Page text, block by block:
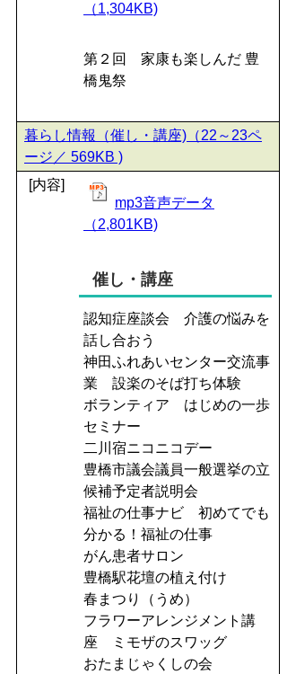
（1,304KB)
第２回 家康も楽しんだ 豊
橋鬼祭
暮らし情報（催し・講座)（22～23ペ
ージ／ 569KB )
[内容]
mp3音声データ
（2,801KB)
催し・講座
認知症座談会 介護の悩みを
話し合おう
神田ふれあいセンター交流事
業 設楽のそば打ち体験
ボランティア はじめの一歩
セミナー
二川宿ニコニコデー
豊橋市議会議員一般選挙の立
候補予定者説明会
福祉の仕事ナビ 初めてでも
分かる！福祉の仕事
がん患者サロン
豊橋駅花壇の植え付け
春まつり（うめ）
フラワーアレンジメント講
座 ミモザのスワッグ
おたまじゃくしの会